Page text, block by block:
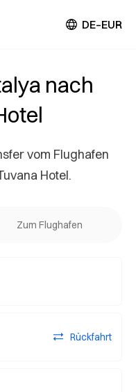
DE–EUR
nach
vom Flughafen
Hotel.
Zum Flughafen
Rückfahrt